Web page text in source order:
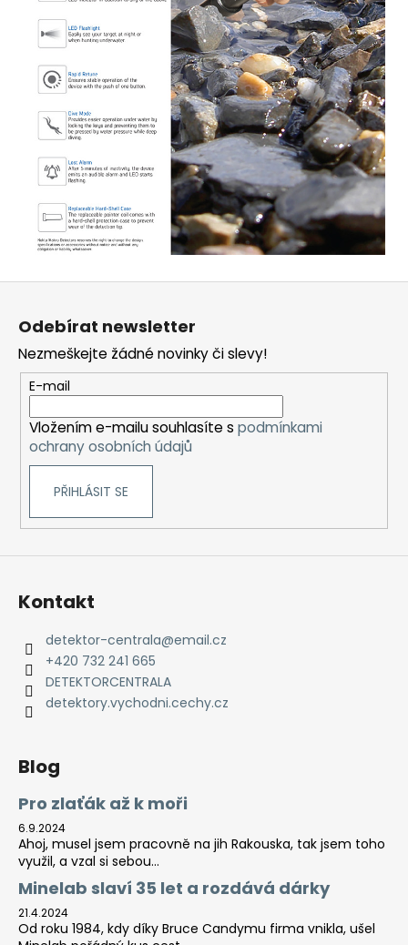
Odebírat newsletter
Nezmeškejte žádné novinky či slevy!
E-mail
Vložením e-mailu souhlasíte s podmínkami
ochrany osobních údajů
PŘIHLÁSIT SE
Kontakt
detektor-centrala@email.cz
+420 732 241 665
DETEKTORCENTRALA
detektory.vychodni.cechy.cz
Blog
Pro zlaťák až k moři
6.9.2024
Ahoj, musel jsem pracovně na jih Rakouska, tak jsem toho
využil, a vzal si sebou...
Minelab slaví 35 let a rozdává dárky
21.4.2024
Od roku 1984, kdy díky Bruce Candymu firma vnikla, ušel